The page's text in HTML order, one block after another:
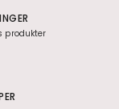
produkter